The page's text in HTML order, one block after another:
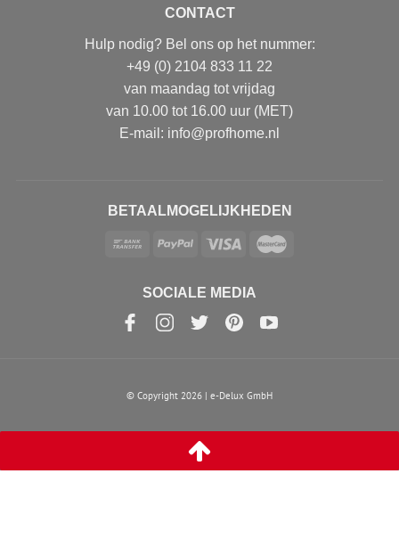
CONTACT
Hulp nodig? Bel ons op het nummer:
+49 (0) 2104 833 11 22
van maandag tot vrijdag
van 10.00 tot 16.00 uur (MET)
E-mail: info@profhome.nl
BETAALMOGELIJKHEDEN
SOCIALE MEDIA
© Copyright 2026 | e-Delux GmbH